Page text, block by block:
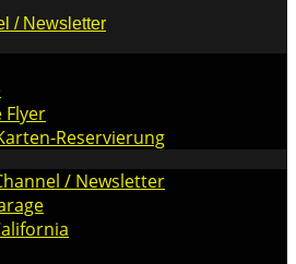
/ Newsletter
Flyer
Reservierung
/ Newsletter